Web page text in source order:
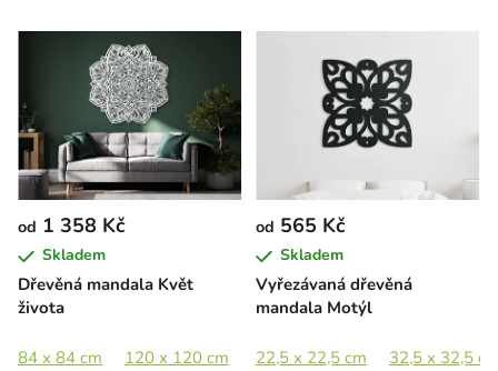
Dřevěná mandala Květ
života
od 1 358 Kč
Skladem
84 x 84 cm 120 x 120 cm 175 x 175 cm
Vyřezávaná dřevěná
mandala Motýl
od 565 Kč
Skladem
22,5 x 22,5 cm 32,5 x 32,5